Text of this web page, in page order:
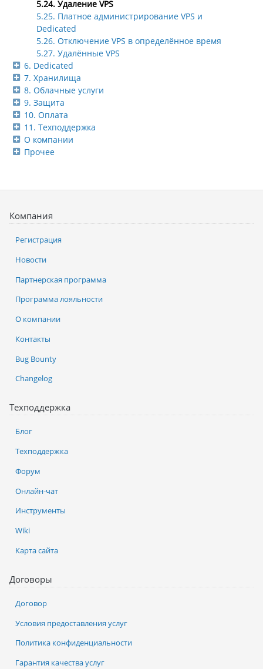
5.24. Удаление VPS
5.25. Платное администрирование VPS и
Dedicated
5.26. Отключение VPS в определённое время
5.27. Удалённые VPS
6. Dedicated
7. Хранилища
8. Облачные услуги
9. Защита
10. Оплата
11. Техподдержка
О компании
Прочее
Компания
Регистрация
Новости
Партнерская программа
Программа лояльности
О компании
Контакты
Bug Bounty
Changelog
Техподдержка
Блог
Техподдержка
Форум
Онлайн-чат
Инструменты
Wiki
Карта сайта
Договоры
Договор
Условия предоставления услуг
Политика конфиденциальности
Гарантия качества услуг